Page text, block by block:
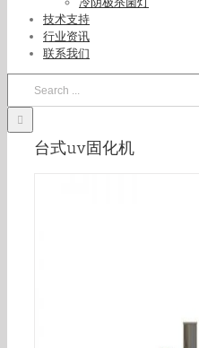
技术支持
行业资讯
联系我们
台式uv固化机